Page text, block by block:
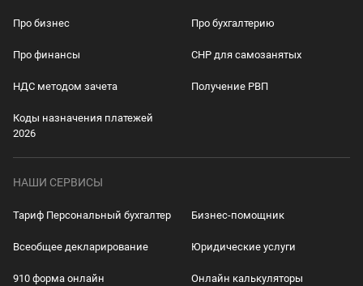
Про бизнес Про бухгалтерию
Про финансы СНР для самозанятых
НДС методом зачета Получение РВП
Коды назначения платежей
2026
НАШИ СЕРВИСЫ
Тариф Персональный бухгалтер Бизнес-помощник
Всеобщее декларирование Юридические услуги
910 форма онлайн Онлайн калькуляторы